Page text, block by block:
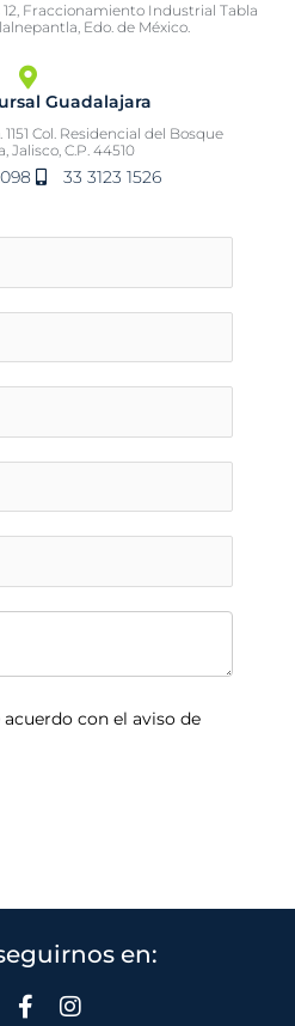
12, Fraccionamiento Industrial Tabla
Edo. de México.
Guadalajara
Col. Residencial del Bosque
Jalisco, C.P. 44510
33 3123 1526
con el aviso de
en: